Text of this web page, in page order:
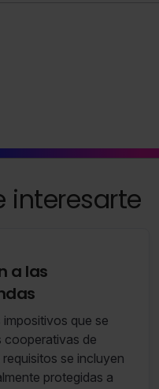
interesarte
a las
que se
cooperativas de
se incluyen
protegidas a